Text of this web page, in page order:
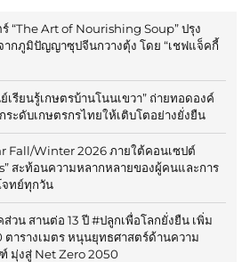
“The Art of Nourishing Soup” ปรุง
ากภูมิปัญญาซุปจีนกวางตุ้ง โดย “เชฟแจ็คกี้
รียนรู้เกษตรบ้านโนนเขวา” ถ่ายทอดองค์
ระดับเกษตรกรไทยให้เติบโตอย่างยั่งยืน
Fall/Winter 2026 ภายใต้คอนเซปต์
สะท้อนความหลากหลายของผู้คนและการ
จทย์ทุกวัน
วน สานต่อ 13 ปี #ปลูกเพื่อโลกยั่งยืน เพิ่ม
ตารางเมตร หนุนยุทธศาสตร์ด้านความ
มุ่งสู่ Net Zero 2050